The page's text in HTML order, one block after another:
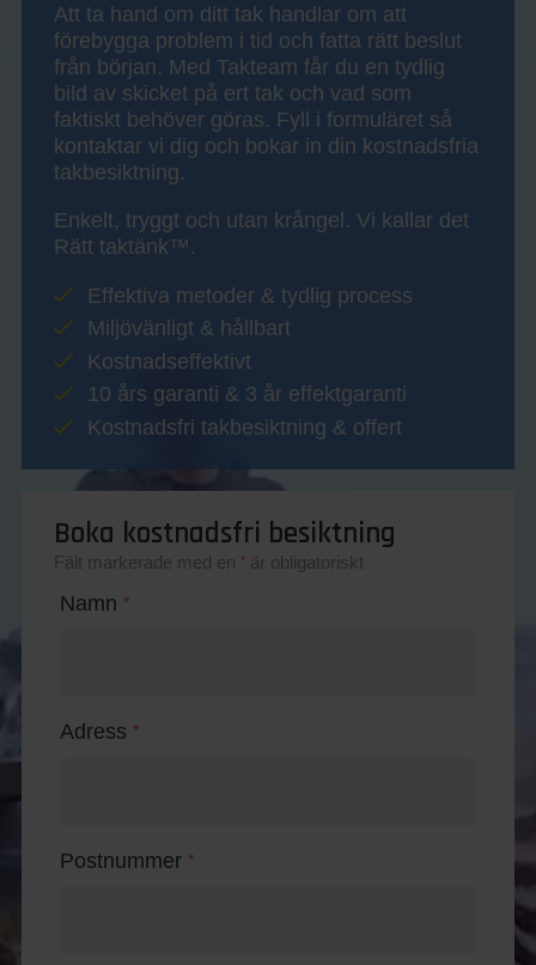
Att ta hand om ditt tak handlar om att
förebygga problem i tid och fatta rätt beslut
från början. Med Takteam får du en tydlig
bild av skicket på ert tak och vad som
faktiskt behöver göras. Fyll i formuläret så
kontaktar vi dig och bokar in din kostnadsfria
takbesiktning.
Enkelt, tryggt och utan krångel. Vi kallar det
Rätt taktänk™.
Effektiva metoder & tydlig process
Miljövänligt & hållbart
Kostnadseffektivt
10 års garanti & 3 år effektgaranti
Kostnadsfri takbesiktning & offert
Boka kostnadsfri besiktning
Fält markerade med en * är obligatoriskt
Namn *
Adress *
Postnummer *